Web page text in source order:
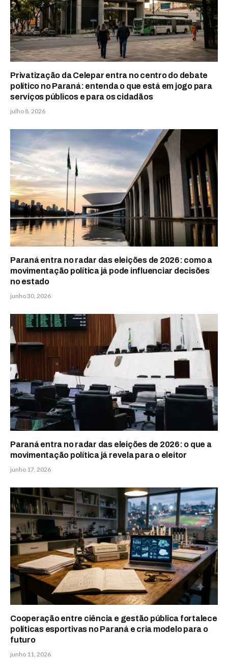
Privatização da Celepar entra no centro do debate
político no Paraná: entenda o que está em jogo para
serviços públicos e para os cidadãos
julho 8, 2026
Paraná entra no radar das eleições de 2026: como a
movimentação política já pode influenciar decisões
no estado
junho 30, 2026
Paraná entra no radar das eleições de 2026: o que a
movimentação política já revela para o eleitor
junho 17, 2026
Cooperação entre ciência e gestão pública fortalece
políticas esportivas no Paraná e cria modelo para o
futuro
junho 11, 2026